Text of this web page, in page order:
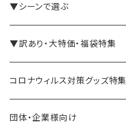
バインダー・メモパッド
手帳・ノート
ペン立て・収納ケース・トレイ
バッグ・かばん
▼シーンで選ぶ
テレワーク・在宅ワーク向け
司会・セミナー講師向け
営業マン向け
▼訳あり・大特価・福袋特集
アウトレット商品
福袋・まとめ買い
コロナウィルス対策グッズ特集
団体・企業様向け